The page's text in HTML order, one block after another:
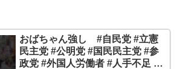
おばちゃん強し #自民党 #立憲
民主党 #公明党 #国民民主党 #参
政党 #外国人労働者 #人手不足 #